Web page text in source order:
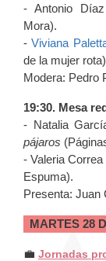
- Antonio
Mora).
-Viviana
de la mujer
Modera: Pedro
19:30. Mesa
- Natalia
pájaros
- Valeria
Espuma).
Presenta: Juan
MARTES 28
💼 Jornadas